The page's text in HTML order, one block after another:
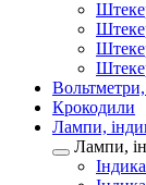
Крокодили
Лампи,
Лампи,